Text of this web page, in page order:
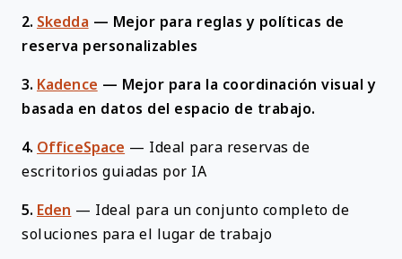
2. Skedda — Mejor para reglas y políticas de
reserva personalizables
3. Kadence — Mejor para la coordinación visual y
basada en datos del espacio de trabajo.
4. OfficeSpace — Ideal para reservas de
escritorios guiadas por IA
5. Eden — Ideal para un conjunto completo de
soluciones para el lugar de trabajo